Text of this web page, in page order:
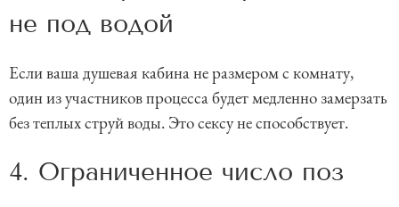
не под водой
Если ваша душевая кабина не размером с комнату,
один из участников процесса будет медленно замерзать
без теплых струй воды. Это сексу не способствует.
4. Ограниченное число поз